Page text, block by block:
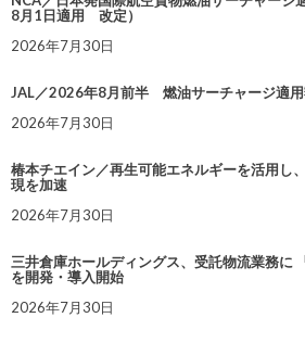
8月1日適用 改定）
2026年7月30日
JAL／2026年8月前半 燃油サーチャージ適用
2026年7月30日
椿本チエイン／再生可能エネルギーを活用し
現を加速
2026年7月30日
三井倉庫ホールディングス、受託物流業務に
を開発・導入開始
2026年7月30日